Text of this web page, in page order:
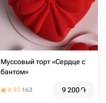
Муссовый торт «Сердце с
бантом»
4.95 163 9 200֏